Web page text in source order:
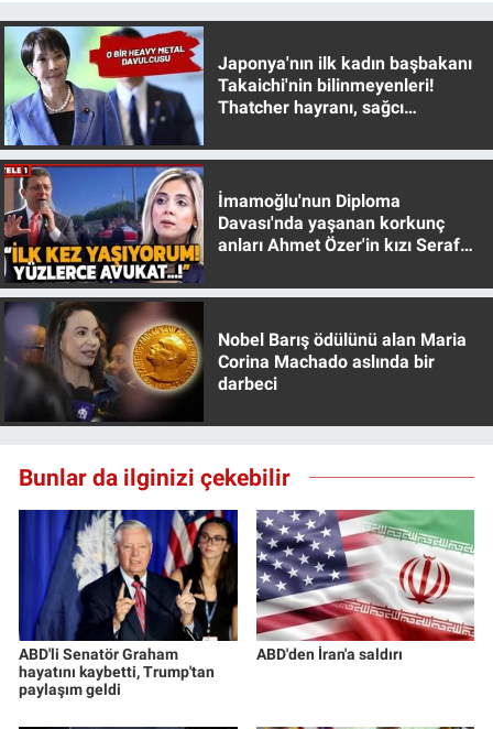
Japonya'nın ilk kadın başbakanı
Takaichi'nin bilinmeyenleri!
Thatcher hayranı, sağcı
İmamoğlu'nun Diploma
Davası'nda yaşanan korkunç
anları Ahmet Özer'in kızı Seraf
Nobel Barış ödülünü alan Maria
Corina Machado aslında bir
darbeci
Bunlar da ilginizi çekebilir
ABD'li Senatör Graham
hayatını kaybetti, Trump'tan
paylaşım geldi
ABD'den İran'a saldırı